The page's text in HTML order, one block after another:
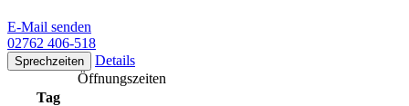
E-Mail senden
02762 406-518
Sprechzeiten
Details
Öffnungszeiten
Tag